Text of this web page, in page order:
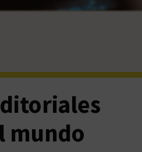
mundo